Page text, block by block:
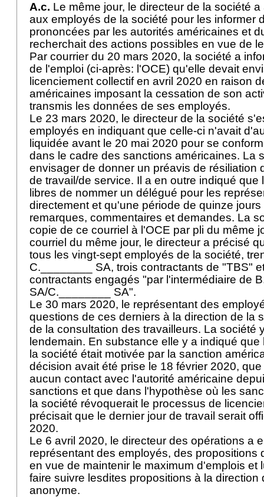
A.c. Le même jour, le directeur de la société
aux employés de la société pour les informer
prononcées par les autorités américaines et
recherchait des actions possibles en vue de
Par courrier du 20 mars 2020, la société a
de l'emploi (ci-après: l'OCE) qu'elle devait
licenciement collectif en avril 2020 en raison
américaines imposant la cessation de son
transmis les données de ses employés.
Le 23 mars 2020, le directeur de la société
employés en indiquant que celle-ci n'avait
liquidée avant le 20 mai 2020 pour se
dans le cadre des sanctions américaines. La
envisager de donner un préavis de résiliation
de travail/de service. Il a en outre indiqué que
libres de nommer un délégué pour les
directement et qu'une période de quinze
remarques, commentaires et demandes. La
copie de ce courriel à l'OCE par pli du même
courriel du même jour, le directeur a précisé
tous les vingt-sept employés de la société,
C.________ SA, trois contractants de "TBS"
contractants engagés "par l'intermédiaire de
SA/C.________ SA".
Le 30 mars 2020, le représentant des
questions de ces derniers à la direction de la
de la consultation des travailleurs. La société
lendemain. En substance elle y a indiqué
la société était motivée par la sanction
décision avait été prise le 18 février 2020,
aucun contact avec l'autorité américaine
sanctions et que dans l'hypothèse où les
la société révoquerait le processus de
précisait que le dernier jour de travail serait
2020.
Le 6 avril 2020, le directeur des opérations a
représentant des employés, des propositions
en vue de maintenir le maximum d'emplois et
faire suivre lesdites propositions à la direction
anonyme.